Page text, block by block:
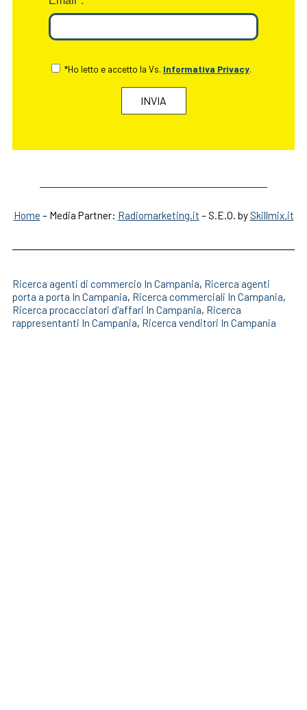
*Ho letto e accetto la Vs. Informativa Privacy.
Home – Media Partner: Radiomarketing.it – S.E.O. by Skillmix.it
Ricerca agenti di commercio In Campania, Ricerca agenti
porta a porta In Campania, Ricerca commerciali In Campania,
Ricerca procacciatori d'affari In Campania, Ricerca
rappresentanti In Campania, Ricerca venditori In Campania